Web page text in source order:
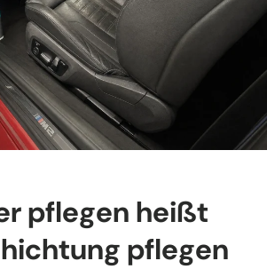
pflegen heißt
pflegen